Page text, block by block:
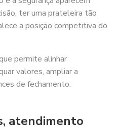
ter uma prateleira tão
a posição competitiva do
permite alinhar
valores, ampliar a
de fechamento.
atendimento